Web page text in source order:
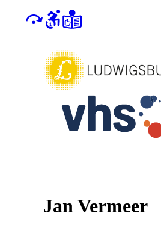
Jan Vermeer